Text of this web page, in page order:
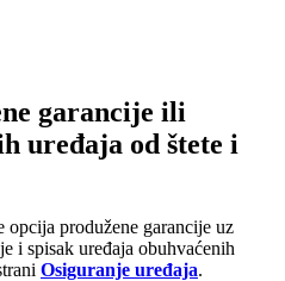
garancije ili
uređaja od štete i
opcija produžene garancije uz
i spisak uređaja obuhvaćenih
Osiguranje uređaja.